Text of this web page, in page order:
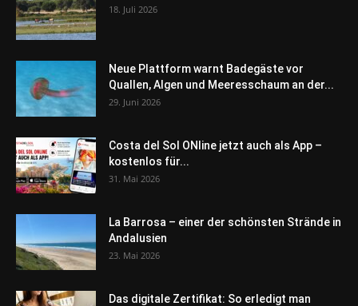
18. Juli 2026
Neue Plattform warnt Badegäste vor
Quallen, Algen und Meeresschaum an der...
29. Juni 2026
Costa del Sol ONline jetzt auch als App –
kostenlos für...
31. Mai 2026
La Barrosa – einer der schönsten Strände in
Andalusien
23. Mai 2026
Das digitale Zertifikat: So erledigt man